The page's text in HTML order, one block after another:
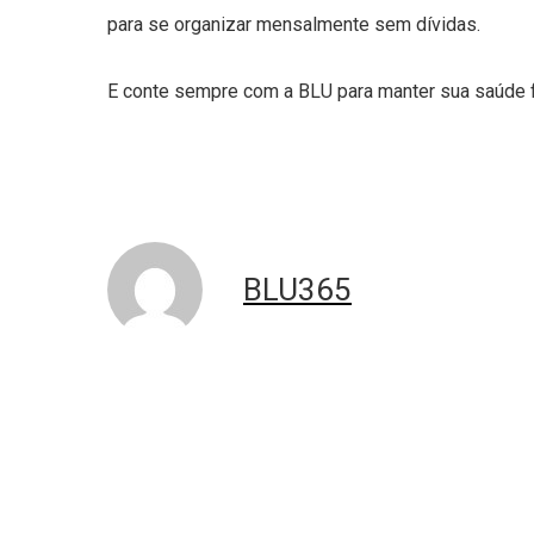
para se organizar mensalmente sem dívidas.
E conte sempre com a BLU para manter sua saúde
BLU365